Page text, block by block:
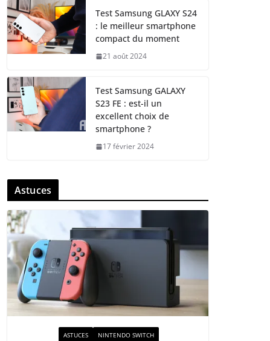
Test Samsung GLAXY S24
: le meilleur smartphone
compact du moment
21 août 2024
Test Samsung GALAXY
S23 FE : est-il un
excellent choix de
smartphone ?
17 février 2024
Astuces
ASTUCES NINTENDO SWITCH